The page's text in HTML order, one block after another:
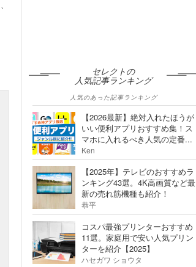
セレクトの
人気記事ランキング
人気のあった記事ランキング
【2026最新】絶対入れたほうが
いい便利アプリおすすめ集！ス
マホに入れるべき人気の定番...
Ken
【2025年】テレビのおすすめラ
ンキング43選。4K高画質など最
新の売れ筋機種も紹介！
恭平
コスパ最強プリンターおすすめ
11選。家庭用で安い人気プリン
ターを紹介【2025】
ハセガワ ショウタ